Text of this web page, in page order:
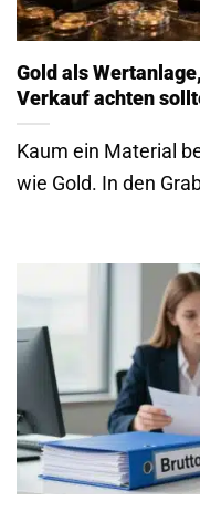
Was bedeutet
Erfahren Sie, was
Entdecken Sie die
Bruttolohn,